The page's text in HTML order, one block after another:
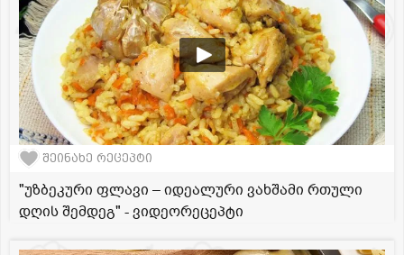
შეინახე რეცეპტი
"უზბეკური ფლავი – იდეალური ვახშამი რთული
დღის შემდეგ" - ვიდეორეცეპტი